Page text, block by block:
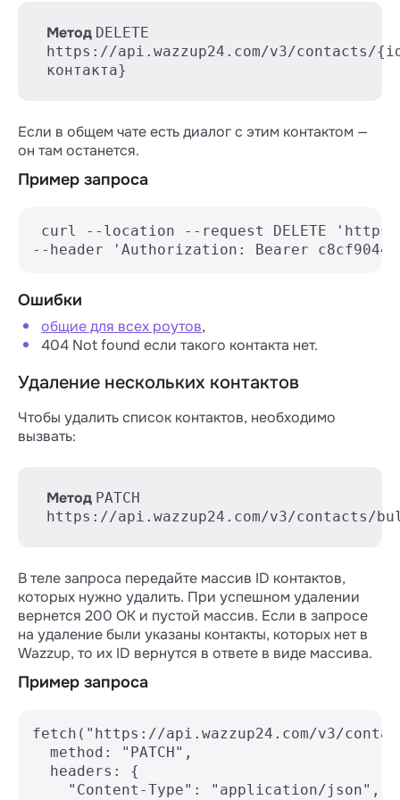
Метод DELETE
https://api.wazzup24.com/v3/contacts/
контакта}
Если в общем чате есть диалог с этим контактом —
он там останется.
Пример запроса
curl --location --request DELETE
--header 'Authorization: Bearer
Ошибки
общие для всех роутов,
404 Not found если такого контакта нет.
Удаление нескольких контактов
Чтобы удалить список контактов, необходимо
вызвать:
Метод PATCH
https://api.wazzup24.com/v3/contacts/
В теле запроса передайте массив ID контактов,
которых нужно удалить. При успешном удалении
вернется 200 ОК и пустой массив. Если в запросе
на удаление были указаны контакты, которых нет в
Wazzup, то их ID вернутся в ответе в виде массива.
Пример запроса
fetch("https://api.wazzup24.com/v3/
  method: "PATCH",
  headers: {
    "Content-Type": "application/json",